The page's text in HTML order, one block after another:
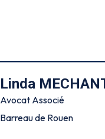
Linda
Avocat Associé
Barreau de Rouen